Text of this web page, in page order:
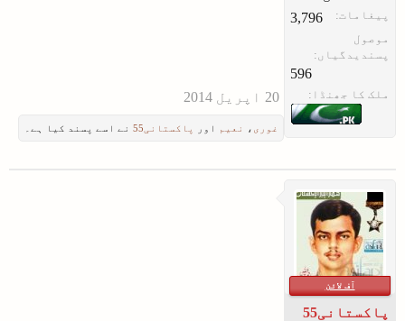
پیغامات: 3,796
موصول
پسندیدگیاں:
596
ملک کا جھنڈا:
غوری ، نعیم اور پاکستانی55 نے اسے پسند کیا ہے۔
آف لائن
پاکستانی55